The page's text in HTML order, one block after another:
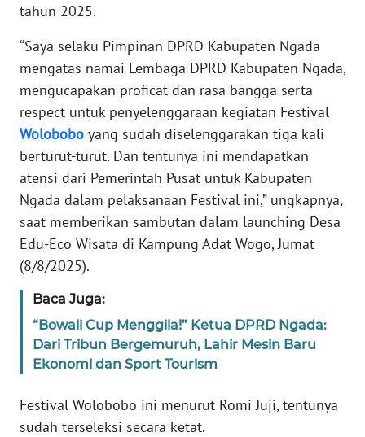
tahun 2025.
“Saya selaku Pimpinan DPRD Kabupaten Ngada
mengatas namai Lembaga DPRD Kabupaten Ngada,
mengucapakan proficat dan rasa bangga serta
respect untuk penyelenggaraan kegiatan Festival
Wolobobo yang sudah diselenggarakan tiga kali
berturut-turut. Dan tentunya ini mendapatkan
atensi dari Pemerintah Pusat untuk Kabupaten
Ngada dalam pelaksanaan Festival ini,” ungkapnya,
saat memberikan sambutan dalam launching Desa
Edu-Eco Wisata di Kampung Adat Wogo, Jumat
(8/8/2025).
Baca Juga:
“Bowali Cup Menggila!” Ketua DPRD Ngada:
Dari Tribun Bergemuruh, Lahir Mesin Baru
Ekonomi dan Sport Tourism
Festival Wolobobo ini menurut Romi Juji, tentunya
sudah terseleksi secara ketat.
Regional
SUMUT
WN
JAKARTA
WN
JABAR
WN
BANTEN
WN
NTT
WN
WN